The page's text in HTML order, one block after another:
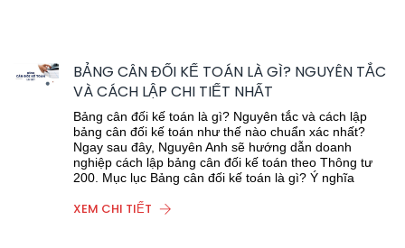
BẢNG CÂN ĐỐI KẾ TOÁN LÀ GÌ? NGUYÊN TẮC
VÀ CÁCH LẬP CHI TIẾT NHẤT
Bảng cân đối kế toán là gì? Nguyên tắc và cách lập
bảng cân đối kế toán như thế nào chuẩn xác nhất?
Ngay sau đây, Nguyên Anh sẽ hướng dẫn doanh
nghiệp cách lập bảng cân đối kế toán theo Thông tư
200. Mục lục Bảng cân đối kế toán là gì? Ý nghĩa
XEM CHI TIẾT